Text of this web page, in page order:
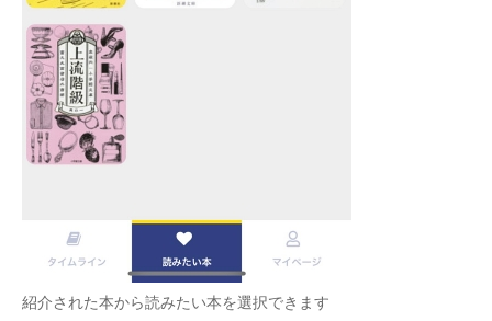
紹介された本から読みたい本を選択できます